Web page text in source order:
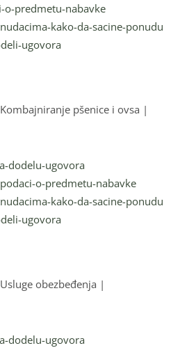
o-predmetu-nabavke
kako-da-sacine-ponudu
ugovora
pšenice i ovsa |
dodelu-ugovora
o-predmetu-nabavke
kako-da-sacine-ponudu
ugovora
obezbeđenja |
dodelu-ugovora